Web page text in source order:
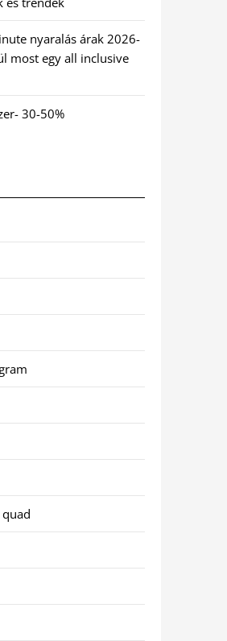
nyaralás árak 2026-
most egy all inclusive
30-50%